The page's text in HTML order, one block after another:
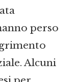
perso
Alcuni